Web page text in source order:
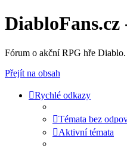
Fórum o akční RPG hře Diablo.
Přejít na obsah
Rychlé odkazy
Témata bez
Aktivní témata